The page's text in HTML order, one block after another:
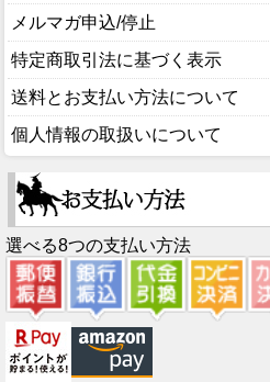
メルマガ申込/停止
特定商取引法に基づく表示
送料とお支払い方法について
個人情報の取扱いについて
選べる8つの支払い方法